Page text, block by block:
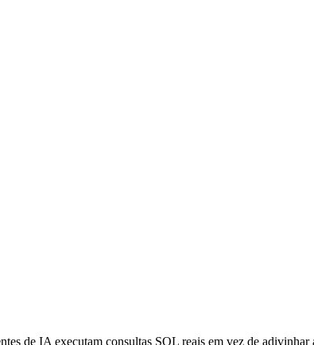
de IA executam consultas SQL reais em vez de adivinhar